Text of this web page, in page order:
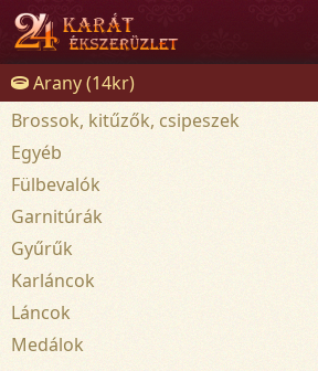
Arany (14kr)
Brossok, kitűzők, csipeszek
Egyéb
Fülbevalók
Garnitúrák
Gyűrűk
Karláncok
Láncok
Medálok